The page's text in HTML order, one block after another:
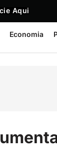
Aqui
Economia